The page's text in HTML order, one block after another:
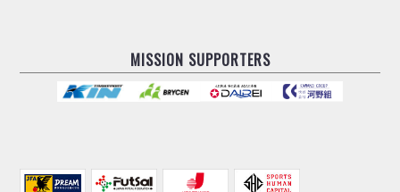
MISSION SUPPORTERS